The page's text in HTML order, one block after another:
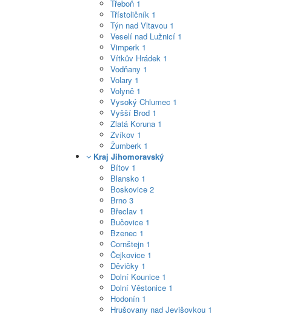
Třeboň 1
Třístoličník 1
Týn nad Vltavou 1
Veselí nad Lužnicí 1
Vimperk 1
Vítkův Hrádek 1
Vodňany 1
Volary 1
Volyně 1
Vysoký Chlumec 1
Vyšší Brod 1
Zlatá Koruna 1
Zvíkov 1
Žumberk 1
Kraj Jihomoravský
Bítov 1
Blansko 1
Boskovice 2
Brno 3
Břeclav 1
Bučovice 1
Bzenec 1
Cornštejn 1
Čejkovice 1
Děvičky 1
Dolní Kounice 1
Dolní Věstonice 1
Hodonín 1
Hrušovany nad Jevišovkou 1